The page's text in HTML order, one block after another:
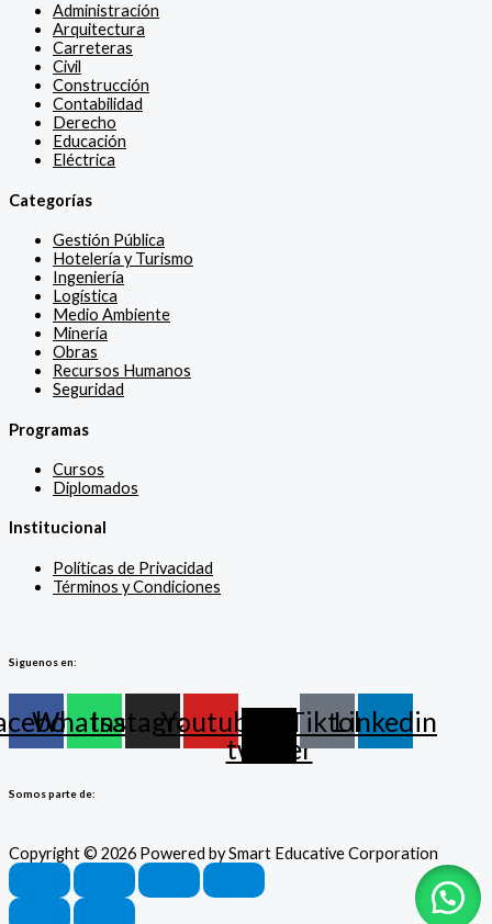
Administración
Arquitectura
Carreteras
Civil
Construcción
Contabilidad
Derecho
Educación
Eléctrica
Categorías
Gestión Pública
Hotelería y Turismo
Ingeniería
Logística
Medio Ambiente
Minería
Obras
Recursos Humanos
Seguridad
Programas
Cursos
Diplomados
Institucional
Políticas de Privacidad
Términos y Condiciones
Siguenos en:
Whatsapp
Instagram
Youtube
twitter
TiktokLinkedin
Somos parte de:
Copyright © 2026 Powered by Smart Educative Corporation